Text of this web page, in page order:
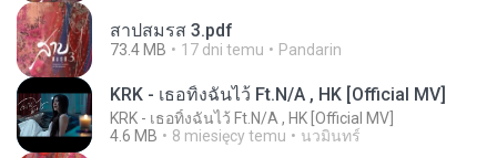
สาปสมรส 3.pdf
73.4 MB 17 dni temu Pandarin
KRK - เธอทิ้งฉันไว้ Ft.N/A , HK [Official MV]
KRK - เธอทิ้งฉันไว้ Ft.N/A , HK [Official MV]
4.6 MB
8 miesięcy temu นวมินทร์